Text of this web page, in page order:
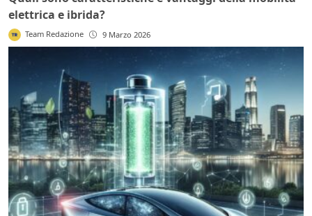
elettrica e ibrida?
Team Redazione 9 Marzo 2026